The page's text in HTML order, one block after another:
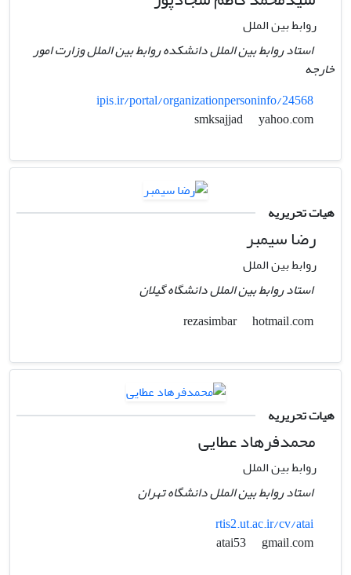
روابط بین الملل
استاد روابط بین الملل دانشکده روابط بین الملل وزارت امور
خارجه
ipis.ir/portal/organizationpersoninfo/24568
yahoo.com
هیات تحریریه
رضا سیمبر
روابط بین الملل
استاد روابط بین الملل دانشگاه گیلان
hotmail.com
هیات تحریریه
محمدفرهاد عطایی
روابط بین الملل
استاد روابط بین الملل دانشگاه تهران
rtis2.ut.ac.ir/cv/atai
gmail.com